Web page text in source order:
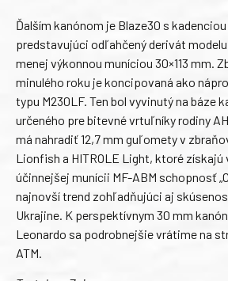
Ďalším kanónom je Blaze30 s
predstavujúci odľahčený derivát
menej výkonnou muníciou 30×113 mm.
minulého roku je koncipovaná ako
typu M230LF. Ten bol vyvinutý na báze
určeného pre bitevné vrtuľníky rodiny
má nahradiť 12,7 mm guľomety v
Lionfish a HITROLE Light, ktoré
účinnejšej munícii MF-ABM schopnosť
najnovší trend zohľadňujúci aj
Ukrajine. K perspektívnym 30 mm
Leonardo sa podrobnejšie vrátime na
ATM.